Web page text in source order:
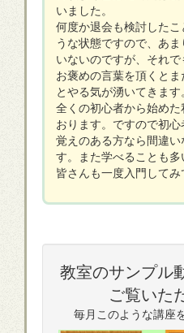
いました。
何度か退会も検討した
うな状態ですので、あ
いないのですが、それ
お褒めの言葉を頂くと
とやる気が湧いてきます。
全くの初心者から始め
おります。ですので初
覚えのある方なら間違
す。また学べることも多
皆さんも一度入門してみ
教室のサンプル
ご覧いた
毎月このような講座